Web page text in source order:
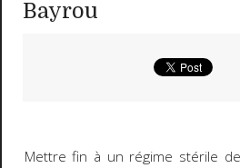
Bayrou
Mettre fin à un régime stérile